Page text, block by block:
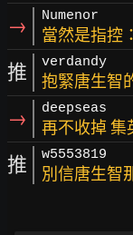
→ Numenor
當然是指控
推 verdandy
抱緊唐生智
→ deepseas
再不收掉 集
推 w5553819
別信唐生智